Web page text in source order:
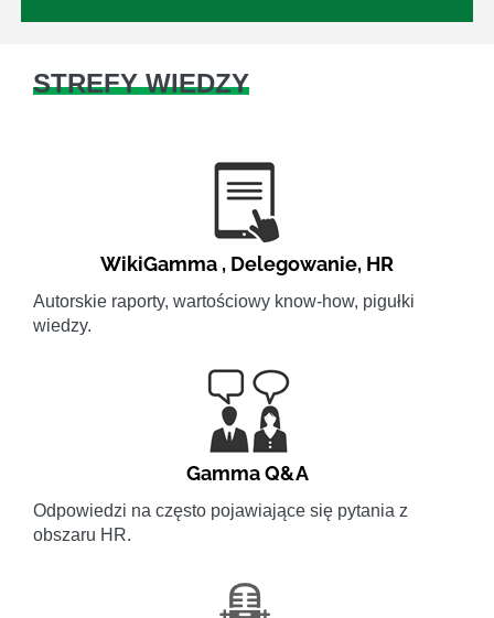
STREFY WIEDZY
WikiGamma , Delegowanie, HR
Autorskie raporty, wartościowy know-how, pigułki
wiedzy.
Gamma Q&A
Odpowiedzi na często pojawiające się pytania z
obszaru HR.